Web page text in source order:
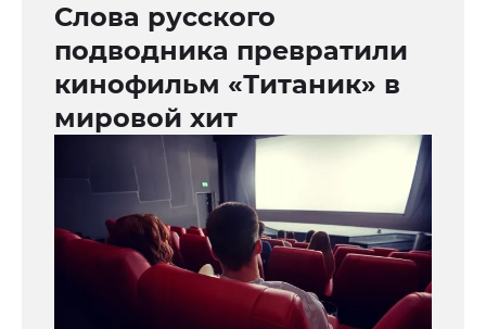
Слова русского
подводника превратили
кинофильм «Титаник» в
мировой хит